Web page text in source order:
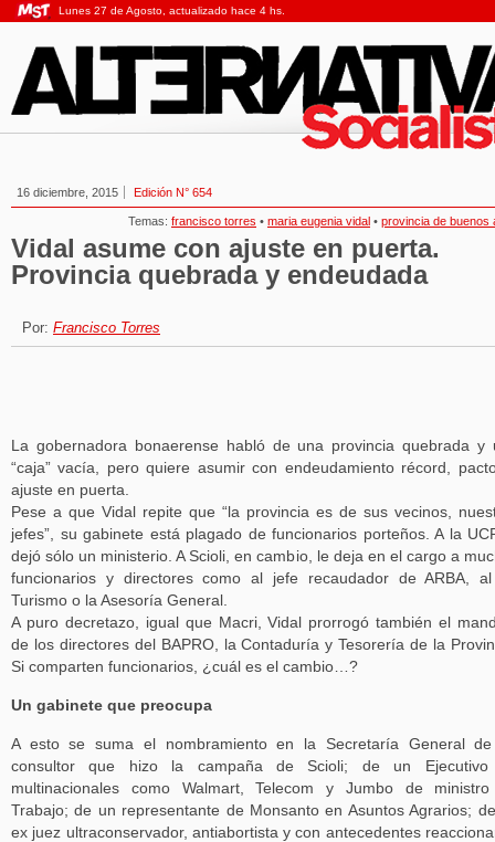
Lunes 27 de Agosto, actualizado hace 4 hs.
16 diciembre, 2015 Edición N° 654
Temas: francisco torres • maria eugenia vidal • provincia de buenos
Vidal asume con ajuste en puerta.
Provincia quebrada y endeudada
Por: Francisco Torres
La gobernadora bonaerense habló de una provincia quebrada y
“caja” vacía, pero quiere asumir con endeudamiento récord,
ajuste en puerta.
Pese a que Vidal repite que “la provincia es de sus vecinos,
jefes”, su gabinete está plagado de funcionarios porteños. A la
dejó sólo un ministerio. A Scioli, en cambio, le deja en el cargo a
funcionarios y directores como al jefe recaudador de ARBA,
Turismo o la Asesoría General.
A puro decretazo, igual que Macri, Vidal prorrogó también el
de los directores del BAPRO, la Contaduría y Tesorería de la
Si comparten funcionarios, ¿cuál es el cambio…?
Un gabinete que preocupa
A esto se suma el nombramiento en la Secretaría General
consultor que hizo la campaña de Scioli; de un
multinacionales como Walmart, Telecom y Jumbo de
Trabajo; de un representante de Monsanto en Asuntos Agrarios;
ex juez ultraconservador, antiabortista y con antecedentes